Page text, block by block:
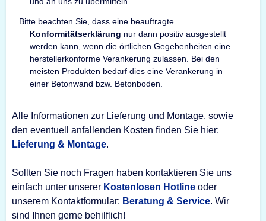
Bitte beachten Sie, dass eine beauftragte
Konformitätserklärung nur dann positiv ausgestellt
werden kann, wenn die örtlichen Gegebenheiten eine
herstellerkonforme Verankerung zulassen. Bei den
meisten Produkten bedarf dies eine Verankerung in
einer Betonwand bzw. Betonboden.
Alle Informationen zur Lieferung und Montage, sowie
den eventuell anfallenden Kosten finden Sie hier:
Lieferung & Montage.
Sollten Sie noch Fragen haben kontaktieren Sie uns
einfach unter unserer Kostenlosen Hotline oder
unserem Kontaktformular: Beratung & Service. Wir
sind Ihnen gerne behilflich!